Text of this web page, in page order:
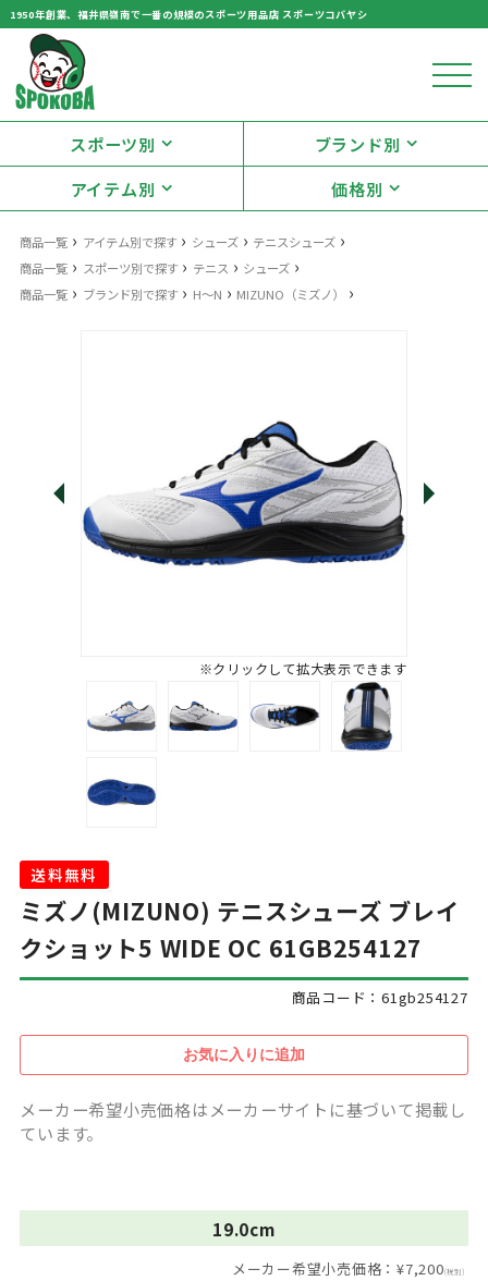
1950年創業、福井県嶺南で一番の規模のスポーツ用品店 スポーツコバヤシ
スポーツ別
ブランド別
アイテム別
価格別
商品一覧 › アイテム別で探す› シューズ› テニスシューズ ›
商品一覧 › スポーツ別で探す› テニス › シューズ ›
商品一覧 › ブランド別で探す› H～N › MIZUNO（ミズノ） ›
※クリックして拡大表示できます
送料無料
ミズノ(MIZUNO) テニスシューズ ブレイ
クショット5 WIDE OC 61GB254127
商品コード：61gb254127
メーカー希望小売価格はメーカーサイトに基づいて掲載し
ています。
19.0cm
メーカー希望小売価格：¥7,200(税別)